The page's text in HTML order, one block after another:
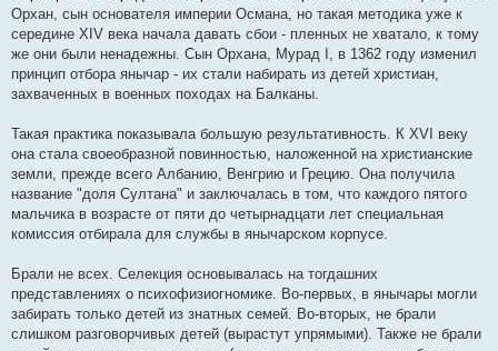
Орхан, сын основателя империи Османа, но такая методика уже к
середине XIV века начала давать сбои - пленных не хватало, к тому
же они были ненадежны. Сын Орхана, Мурад I, в 1362 году изменил
принцип отбора янычар - их стали набирать из детей христиан,
захваченных в военных походах на Балканы.
Такая практика показывала большую результативность. К XVI веку
она стала своеобразной повинностью, наложенной на христианские
земли, прежде всего Албанию, Венгрию и Грецию. Она получила
название "доля Султана" и заключалась в том, что каждого пятого
мальчика в возрасте от пяти до четырнадцати лет специальная
комиссия отбирала для службы в янычарском корпусе.
Брали не всех. Селекция основывалась на тогдашних
представлениях о психофизиогномике. Во-первых, в янычары могли
забирать только детей из знатных семей. Во-вторых, не брали
слишком разговорчивых детей (вырастут упрямыми). Также не брали